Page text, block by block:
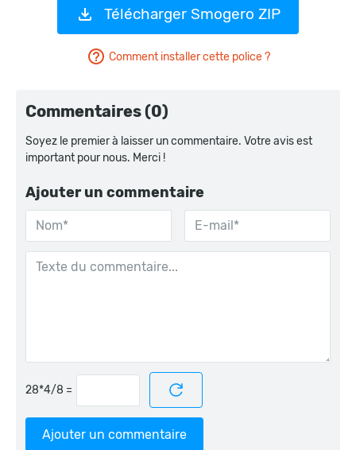
Télécharger Smogero ZIP
Comment installer cette police ?
Commentaires (0)
Soyez le premier à laisser un commentaire. Votre avis est
important pour nous. Merci !
Ajouter un commentaire
=
Ajouter un commentaire